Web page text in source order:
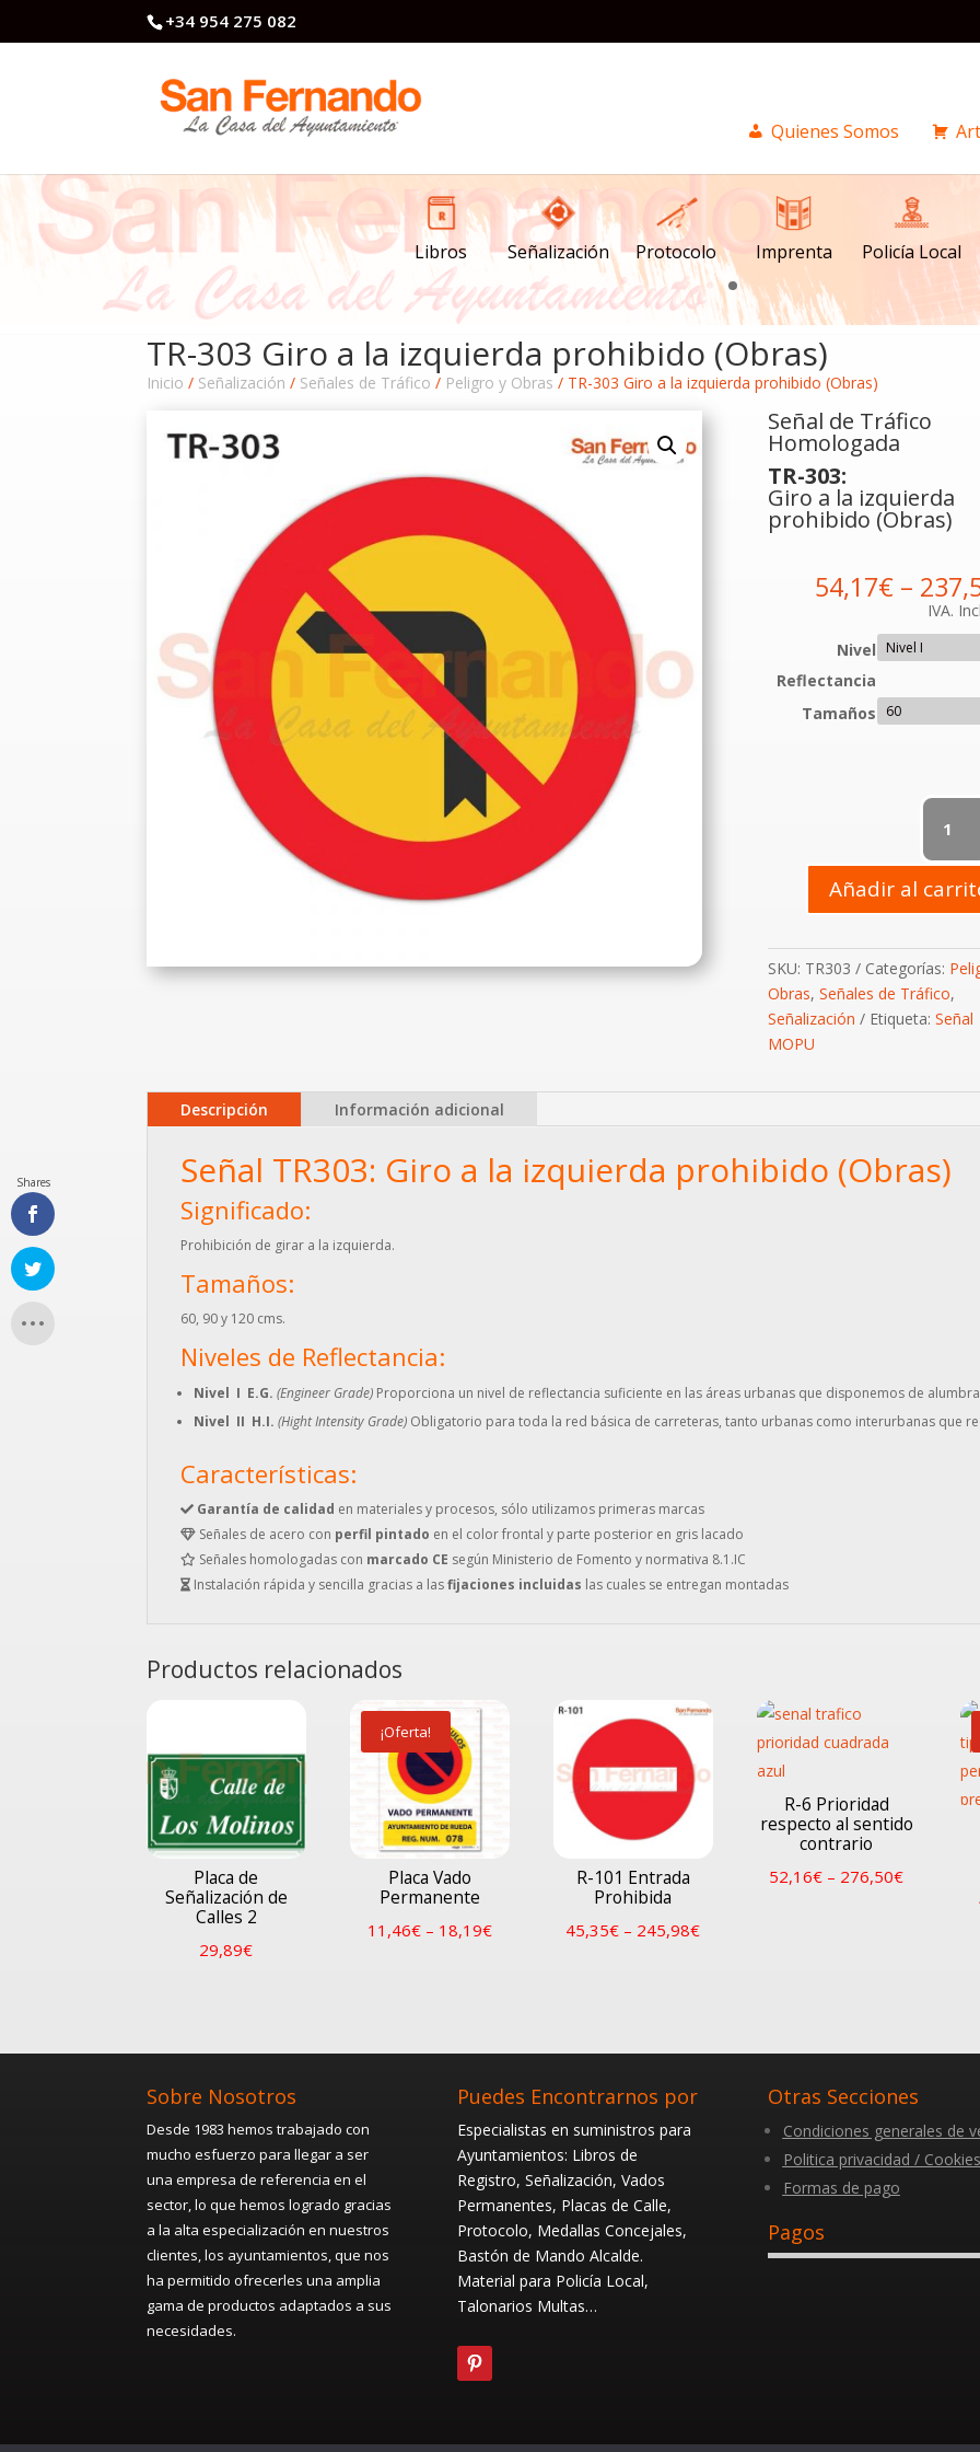
+34 954 275 082
Quienes Somos
Libros Señalización Protocolo Imprenta Policía Local
TR-303 Giro a la izquierda prohibido (Obras)
Inicio / Señalización / Señales de Tráfico / Peligro y Obras / TR-303 Giro a la izquierda prohibido (Obras)
Señal de Tráfico
Homologada
TR-303:
Giro a la izquierda
prohibido (Obras)
54,17€–
IVA.
Nivel
Reflectancia
Tamaños
TR-
303
Giro
a
cantidad
Añadir al
SKU: TR303 Categorías:
Obras, Señales de Tráfico,
Señalización
Etiqueta: Señal
MOPU
Descripción Información adicional
Señal TR303: Giro a la izquierda prohibido (Obras)
Significado:
Prohibición de girar a la izquierda.
Tamaños:
60, 90 y 120 cms.
Niveles de Reflectancia:
Nivel I E.G.(Engineer Grade) Proporciona un nivel de reflectancia suficiente en las áreas urbanas que disponemos de
Nivel II H.I.(Hight Intensity Grade) Obligatorio para toda la red básica de carreteras, tanto urbanas como interurbanas que
Características:
Garantía de calidad en materiales y procesos, sólo utilizamos primeras marcas
Señales de acero con perfil pintado en el color frontal y parte posterior en gris lacado
Señales homologadas con marcado CE según Ministerio de Fomento y normativa 8.1.IC
Instalación rápida y sencilla gracias a lasfijaciones incluidas las cuales se entregan montadas
Productos relacionados
Placa de
Señalización de
Calles 2
29,89€
¡Oferta!
Placa Vado
Permanente
11,46€– 18,19€
R-101 Entrada
Prohibida
45,35€ – 245,98€
R-6 Prioridad
respecto al sentido
contrario
52,16€ – 276,50€
Sobre Nosotros
Desde 1983 hemos trabajado con
mucho esfuerzo para llegar a ser
una empresa de referencia en el
sector, lo que hemos logrado gracias
a la alta especialización en nuestros
clientes, los ayuntamientos, que nos
ha permitido ofrecerles una amplia
gama de productos adaptados a sus
necesidades.
Puedes Encontrarnos por
Especialistas en suministros para
Ayuntamientos: Libros de
Registro, Señalización, Vados
Permanentes, Placas de Calle,
Protocolo, Medallas Concejales,
Bastón de Mando Alcalde.
Material para Policía Local,
Talonarios Multas…
Otras Secciones
Condiciones generales de
Politica privacidad / Cookies
Formas de pago
Pagos
Shares